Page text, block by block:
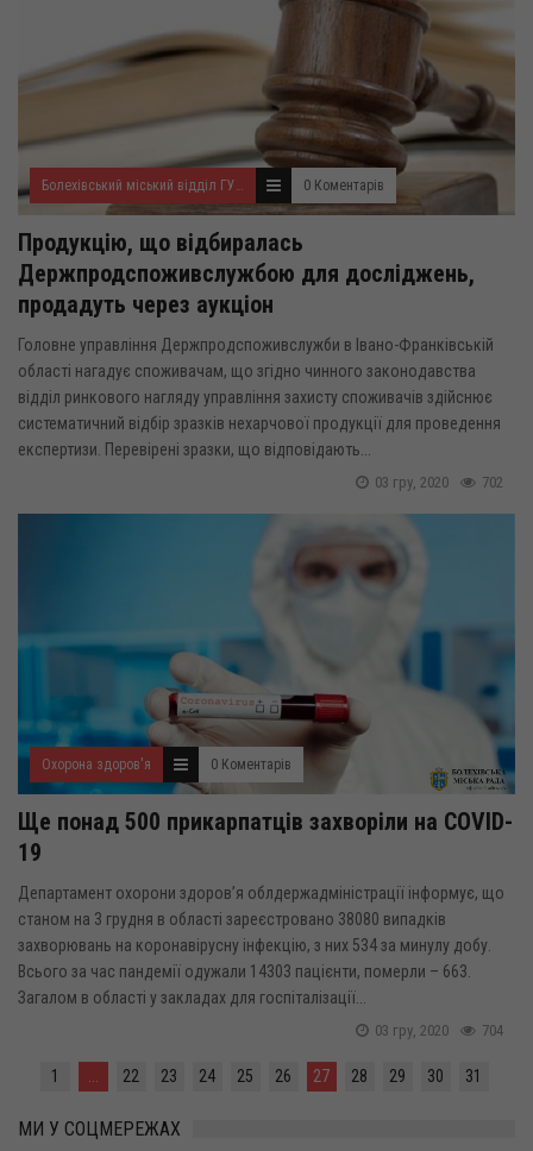
Болехівський міський відділ ГУ Держпродспоживслужби 0 Коментарів
Продукцію, що відбиралась
Держпродспоживслужбою для досліджень,
продадуть через аукціон
Головне управління Держпродспоживслужби в Івано-Франківській
області нагадує споживачам, що згідно чинного законодавства
відділ ринкового нагляду управління захисту споживачів здійснює
систематичний відбір зразків нехарчової продукції для проведення
експертизи. Перевірені зразки, що відповідають...
702
03 гру, 2020
Охорона здоров'я 0 Коментарів
Ще понад 500 прикарпатців захворіли на COVID-
19
Департамент охорони здоров’я облдержадміністрації інформує, що
станом на 3 грудня в області зареєстровано 38080 випадків
захворювань на коронавірусну інфекцію, з них 534 за минулу добу.
Всього за час пандемії одужали 14303 пацієнти, померли – 663.
Загалом в області у закладах для госпіталізації...
704
03 гру, 2020
1 22 23 24 25 26 27 28 29 30 31
МИ У СОЦМЕРЕЖАХ